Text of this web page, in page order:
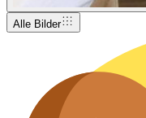
Alle Bilder